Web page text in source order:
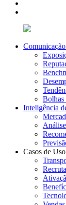
Bolhas
Inteligência
Casos de Uso